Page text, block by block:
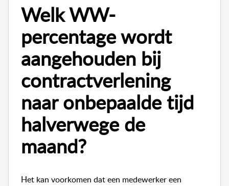
Welk WW-
percentage wordt
aangehouden bij
contractverlening
naar onbepaalde tijd
halverwege de
maand?
Het kan voorkomen dat een medewerker een